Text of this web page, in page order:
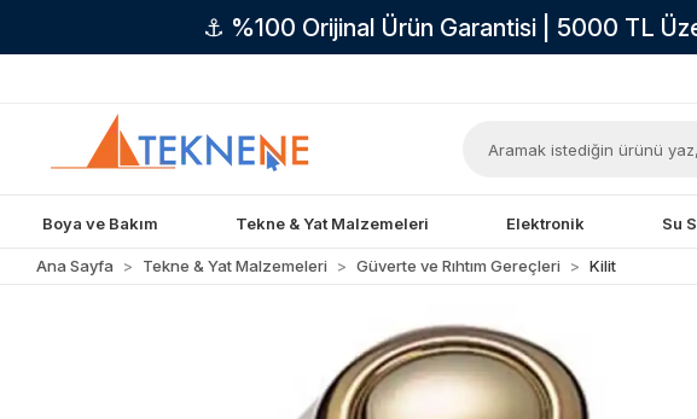
⚓ %100 Orijinal Ürün Garantisi | 5000 TL
Boya ve Bakım Tekne & Yat Malzemeleri Elektronik Su
Ana Sayfa Tekne & Yat Malzemeleri Güverte ve Rıhtım Gereçleri Kilit